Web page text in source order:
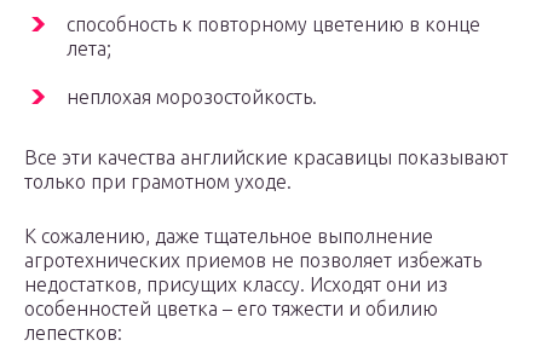
способность к повторному цветению в конце
лета;
неплохая морозостойкость.
Все эти качества английские красавицы показывают
только при грамотном уходе.
К сожалению, даже тщательное выполнение
агротехнических приемов не позволяет избежать
недостатков, присущих классу. Исходят они из
особенностей цветка – его тяжести и обилию
лепестков: